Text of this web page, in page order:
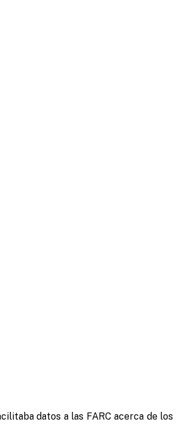
datos a las FARC acerca de los